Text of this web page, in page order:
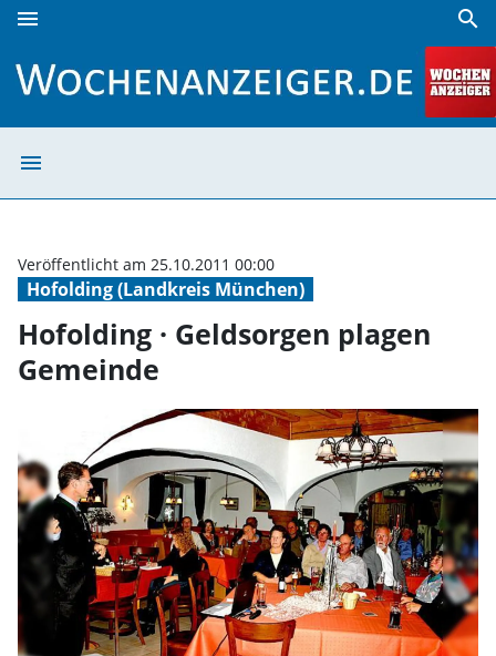
menu search
menu
Hofolding (Landkreis München)
Veröffentlicht am 25.10.2011 00:00
Hofolding · Geldsorgen plagen
Gemeinde